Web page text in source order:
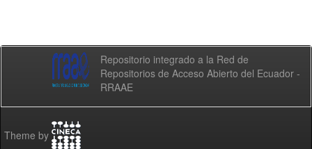
Repositorio integrado a la Red de
Repositorios de Acceso Abierto del Ecuador -
RRAAE
Theme by